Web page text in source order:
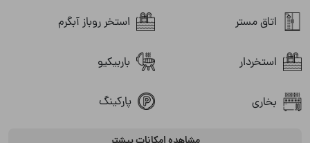
اتاق مستر استخر روباز آبگرم
استخردار باربیکیو
بخاری پارکینگ